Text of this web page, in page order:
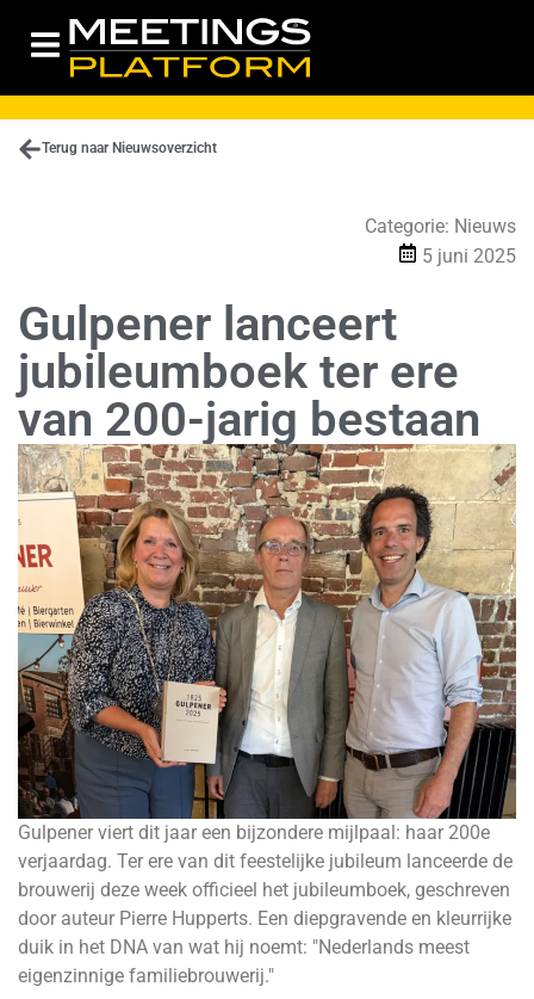
Terug naar Nieuwsoverzicht
Categorie: Nieuws
5 juni 2025
Gulpener lanceert
jubileumboek ter ere
van 200-jarig bestaan
Gulpener viert dit jaar een bijzondere mijlpaal: haar 200e
verjaardag. Ter ere van dit feestelijke jubileum lanceerde de
brouwerij deze week officieel het jubileumboek, geschreven
door auteur Pierre Hupperts. Een diepgravende en kleurrijke
duik in het DNA van wat hij noemt: "Nederlands meest
eigenzinnige familiebrouwerij."